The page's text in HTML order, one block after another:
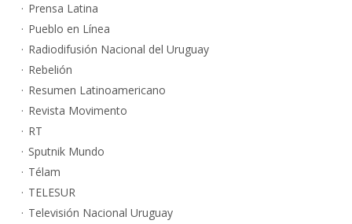
Prensa Latina
Pueblo en Línea
Radiodifusión Nacional del Uruguay
Rebelión
Resumen Latinoamericano
Revista Movimento
RT
Sputnik Mundo
Télam
TELESUR
Televisión Nacional Uruguay